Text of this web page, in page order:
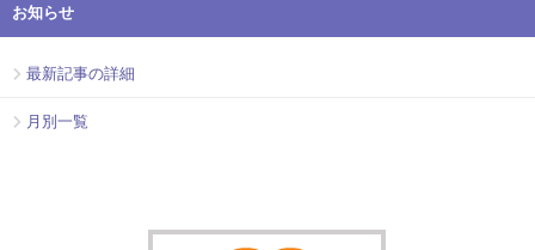
お知らせ
最新記事の詳細
月別一覧